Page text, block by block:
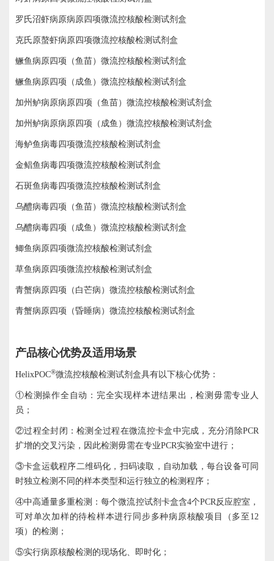
罗氏沼虾病原病原四项微流控核酸检测试剂盒
克氏原螯虾病原四项微流控核酸检测试剂盒
鳜鱼病原四项（鱼苗）微流控核酸检测试剂盒
鳜鱼病原四项（成鱼）微流控核酸检测试剂盒
加州鲈病原病原四项（鱼苗）微流控核酸检测试剂盒
加州鲈病原病原四项（成鱼）微流控核酸检测试剂盒
海鲈鱼病毒四项微流控核酸检测试剂盒
金鲳鱼病毒四项微流控核酸检测试剂盒
石斑鱼病毒四项微流控核酸检测试剂盒
乌醴病毒四项（鱼苗）微流控核酸检测试剂盒
乌醴病毒四项（成鱼）微流控核酸检测试剂盒
鲫鱼病原四项微流控核酸检测试剂盒
草鱼病原四项微流控核酸检测试剂盒
青蟹病原四项（白芒病）微流控核酸检测试剂盒
青蟹病原四项（昏睡病）微流控核酸检测试剂盒
产品核心优势及适用场景
HelixPOC®微流控核酸检测试剂盒具有以下核心优势：
①检测操作全自动：完全实现样本进结果出，检测毋需专业人
员；
②过程全封闭：检测全过程在微流控卡盒中完成，充分消除PCR
扩增的交叉污染，因此检测毋需在专业PCR实验室中进行；
③卡盒运载程序二维码化，扫码读取，自动加载，每台设备可同
时独立检测不同的样本类型和运行独立的检测程序；
④中高通量多重检测：每个微流控试剂卡盒含4个PCR反应腔室，
可对单次加样的待检样本进行同步多种病原核酸项目（多至12
项）的检测；
⑤实行病原核酸检测的现场化、即时化；